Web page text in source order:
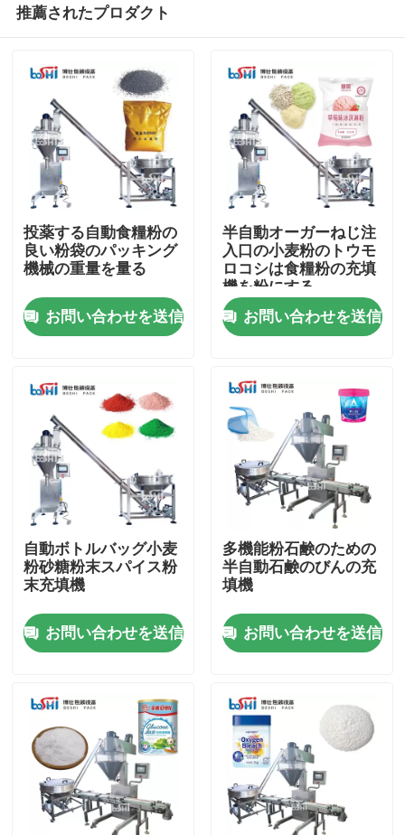
家
私たちに関しては
工場見学
品質管理
お問い合わせ
引用を要求
粉末包装機
縦のパッキング機械
顆粒包装機
推薦されたプロダクト
投薬する自動食糧粉の
良い粉袋のパッキング
機械の重量を量る
お問い合わせを送信
半自動オーガーねじ注
入口の小麦粉のトウモ
ロコシは食糧粉の充填
機を粉にする
お問い合わせを送信
自動ボトルバッグ小麦
粉砂糖粉末スパイス粉
末充填機
お問い合わせを送信
多機能粉石鹸のための
半自動石鹸のびんの充
填機
お問い合わせを送信